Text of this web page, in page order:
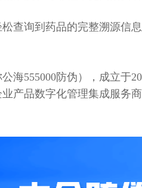
查询到药品的完整溯源信
海555000防伪），成立于
产品数字化管理集成服务